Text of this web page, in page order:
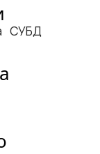
СУБД